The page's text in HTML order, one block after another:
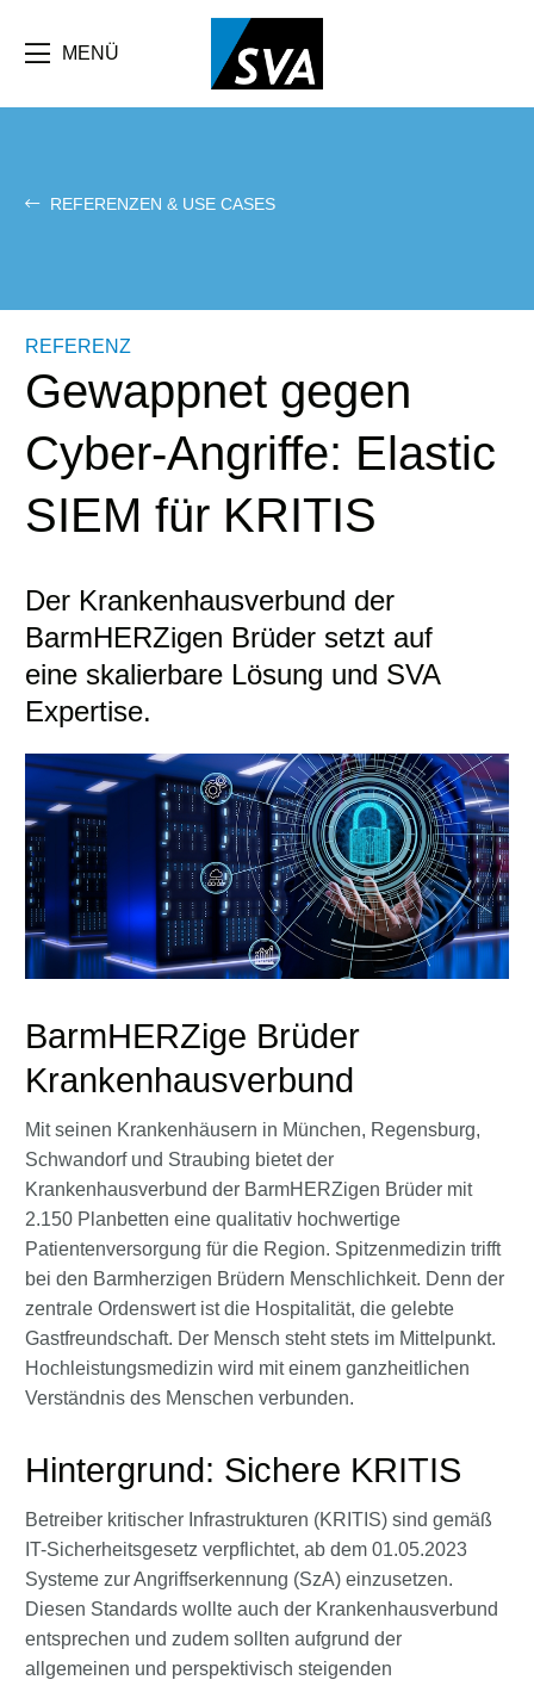
Inhalt
MENÜ
REFERENZEN & USE CASES
REFERENZ
Gewappnet gegen
Cyber-Angriffe: Elastic
SIEM für KRITIS
Der Krankenhausverbund der
BarmHERZigen Brüder setzt auf
eine skalierbare Lösung und SVA
Expertise.
BarmHERZige Brüder
Krankenhausverbund
Mit seinen Krankenhäusern in München, Regensburg,
Schwandorf und Straubing bietet der
Krankenhausverbund der BarmHERZigen Brüder mit
2.150 Planbetten eine qualitativ hochwertige
Patientenversorgung für die Region. Spitzenmedizin trifft
bei den Barmherzigen Brüdern Menschlichkeit. Denn der
zentrale Ordenswert ist die Hospitalität, die gelebte
Gastfreundschaft. Der Mensch steht stets im Mittelpunkt.
Hochleistungsmedizin wird mit einem ganzheitlichen
Verständnis des Menschen verbunden.
Hintergrund: Sichere KRITIS
Betreiber kritischer Infrastrukturen (KRITIS) sind gemäß
IT-Sicherheitsgesetz verpflichtet, ab dem 01.05.2023
Systeme zur Angriffserkennung (SzA) einzusetzen.
Diesen Standards wollte auch der Krankenhausverbund
entsprechen und zudem sollten aufgrund der
allgemeinen und perspektivisch steigenden